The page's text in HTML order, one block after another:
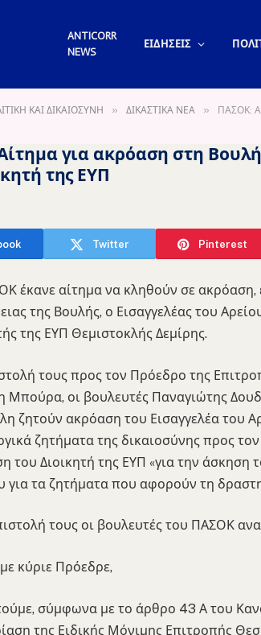
ANTICORR
NEWS
ΕΙΔΗΣΕΙΣ
ΚΑΙ ΔΙΚΑΙΟΣΥΝΗ » ΔΙΚΑΣΤΙΚΑ ΝΕΑ » ΠΑΣΟΚ:
για ακρόαση στη
της ΕΥΠ
Twitter Pinterest
έκανε αίτημα να κληθούν σε
της Βουλής, ο Εισαγγελέας του
της ΕΥΠ Θεμιστοκλής Δεμίρης.
τους προς τον Πρόεδρο της
Μπούρα, οι βουλευτές Παναγιώτης
ζητούν ακρόαση του Εισαγγελέα του
ζητήματα της δικαιοσύνης προς
του Διοικητή της ΕΥΠ «για την
για τα ζητήματα που αφορούν τη
τους οι βουλευτές του ΠΑΣΟΚ
κύριε Πρόεδρε,
σύμφωνα με το άρθρο 43 Α του
της Ειδικής Μόνιμης Επιτροπής